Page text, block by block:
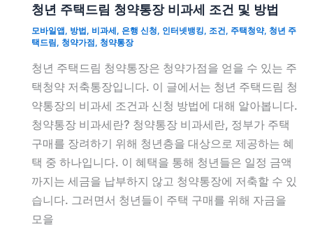
청년 주택드림 청약통장 비과세 조건 및 방법
모바일앱, 방법, 비과세, 은행 신청, 인터넷뱅킹, 조건, 주택청약, 청년 주
택드림, 청약가점, 청약통장
청년 주택드림 청약통장은 청약가점을 얻을 수 있는 주
택청약 저축통장입니다. 이 글에서는 청년 주택드림 청
약통장의 비과세 조건과 신청 방법에 대해 알아봅니다.
청약통장 비과세란? 청약통장 비과세란, 정부가 주택
구매를 장려하기 위해 청년층을 대상으로 제공하는 혜
택 중 하나입니다. 이 혜택을 통해 청년들은 일정 금액
까지는 세금을 납부하지 않고 청약통장에 저축할 수 있
습니다. 그러면서 청년들이 주택 구매를 위해 자금을
모을